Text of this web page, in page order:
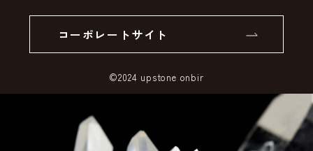
SSLサーバー証明書とは
コーポレートサイト
©2024 upstone onbir